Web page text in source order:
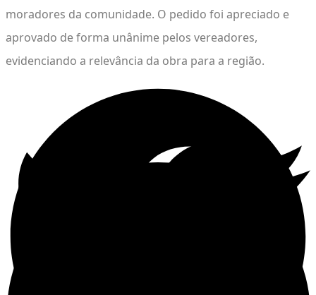
moradores da comunidade. O pedido foi apreciado e
aprovado de forma unânime pelos vereadores,
evidenciando a relevância da obra para a região.